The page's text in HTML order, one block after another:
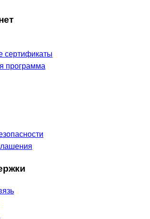
сертификаты
программа